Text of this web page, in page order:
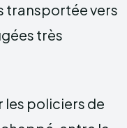
transportée vers
très
policiers de